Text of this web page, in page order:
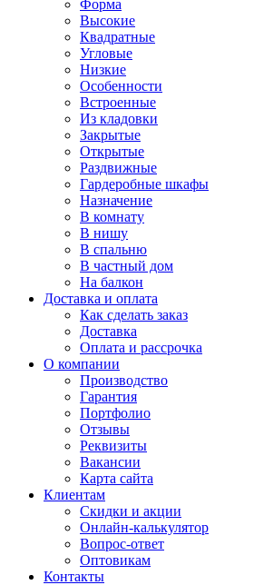
Форма
Высокие
Квадратные
Угловые
Низкие
Особенности
Встроенные
Из кладовки
Закрытые
Открытые
Раздвижные
Гардеробные шкафы
Назначение
В комнату
В нишу
В спальню
В частный дом
На балкон
Доставка и оплата
Как сделать заказ
Доставка
Оплата и рассрочка
О компании
Производство
Гарантия
Портфолио
Отзывы
Реквизиты
Вакансии
Карта сайта
Клиентам
Скидки и акции
Онлайн-калькулятор
Вопрос-ответ
Оптовикам
Контакты